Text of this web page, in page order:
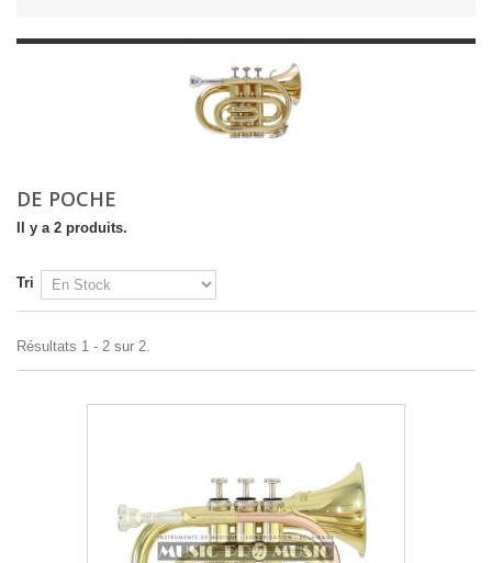
DE POCHE
Il y a 2 produits.
Tri
Résultats 1 - 2 sur 2.